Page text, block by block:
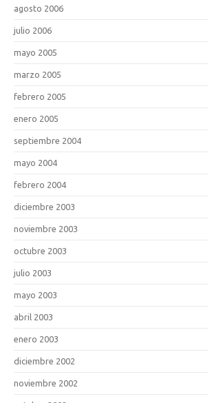
agosto 2006
julio 2006
mayo 2005
marzo 2005
febrero 2005
enero 2005
septiembre 2004
mayo 2004
febrero 2004
diciembre 2003
noviembre 2003
octubre 2003
julio 2003
mayo 2003
abril 2003
enero 2003
diciembre 2002
noviembre 2002